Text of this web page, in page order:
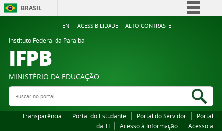
BRASIL
Simplifique!
Legislação
EN ACESSIBILIDADE ALTO CONTRASTE
Instituto Federal da Paraiba
IFPB
MINISTÉRIO DA EDUCAÇÃO
Buscar no portal
Transparência Portal do Estudante Portal do Servidor
Portal
da TI
Acesso à Informação
Acesso a